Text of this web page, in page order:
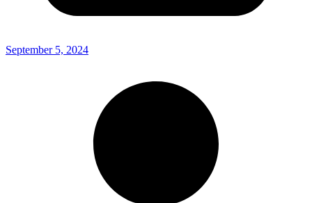
September 5, 2024